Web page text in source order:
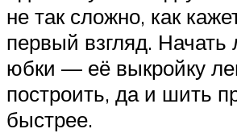
не так сложно, как
первый взгляд. Начать
юбки — её выкройку
построить, да и шить
быстрее.